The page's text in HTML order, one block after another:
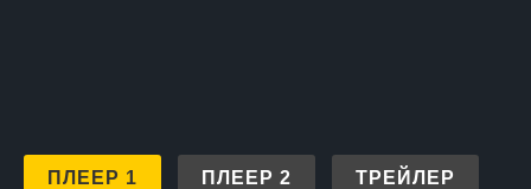
ПЛЕЕР 1 ПЛЕЕР 2 ТРЕЙЛЕР